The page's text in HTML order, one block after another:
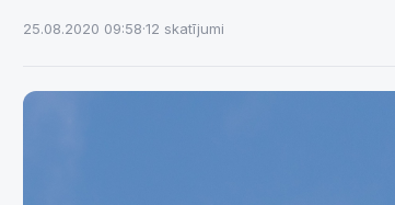
25.08.2020 09:58·12 skatījumi